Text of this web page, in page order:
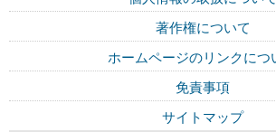
著作権について
ホームページのリンクにつ
免責事項
サイトマップ